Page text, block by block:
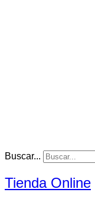
Buscar...
Tienda Online